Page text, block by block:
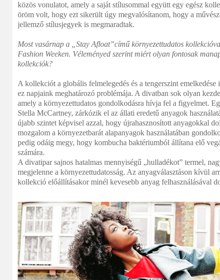
közös vonulatot, amely a saját stílusommal együtt egy egész
öröm volt, hogy ezt sikerült úgy megvalósítanom, hogy a
jellemző stílusjegyek is megmaradtak.
Most vasárnap a „Stay Afloat”című környezettudatos
Fashion Weeken. Véleményed szerint miért olyan fontosak
kollekciók?
A kollekciót a globális felmelegedés és a tengerszint
ez napjaink meghatározó problémája. A divatban sok olyan
amely a környezettudatos gondolkodásra hívja fel a figyelmet.
Stella McCartney, zárkózik el az állati eredetű anyagok
újabb szintet képvisel azzal, hogy újrahasznosított anyagokkal
mozgalom a környezetbarát alapanyagok használatában
pedig odáig megy, hogy kombucha baktériumból állítana elő
számára.
A divatipar sajnos hatalmas mennyiségű „hulladékot” termel,
megjelenne a környezettudatosság. Az anyagválasztáson kívül
kollekció előállításakor minél kevesebb anyag felhasználásával